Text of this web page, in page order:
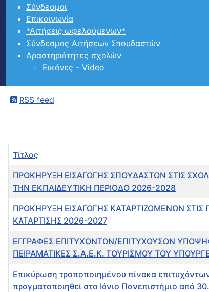
Σύνδεσμοι
Επικοινωνία
*Αιτήσεις ωφελούμενων*
Σύνδεσμος Αιτήσεων Σπουδαστών
Δραστηριότητες σχολών
Εικόνες - Video
RSS feed
Τίτλος
ΠΡΟΚΗΡΥΞΗ ΕΙΣΑΓΩΓΗΣ ΣΠΟΥΔΑΣΤΩΝ ΣΤΙΣ
ΤΗΝ ΕΚΠΑΙΔΕΥΤΙΚΗ ΠΕΡΙΟΔΟ 2026-2028
ΠΡΟΚΗΡΥΞΗ ΕΙΣΑΓΩΓΗΣ ΚΑΤΑΡΤΙΖΟΜΕΝΩΝ ΣΤΙΣ
ΚΑΤΑΡΤΙΣΗΣ 2026-2027
ΕΓΓΡΑΦΕΣ ΕΠΙΤΥΧΟΝΤΩΝ/ΕΠΙΤΥΧΟΥΣΩΝ
ΠΕΙΡΑΜΑΤΙΚΕΣ Σ.Α.Ε.Κ. ΤΟΥΡΙΣΜΟΥ ΤΟΥ
Επικύρωση τροποποιημένου πίνακα
πραγματοποιηθεί στο Ιόνιο Πανεπιστήμιο από